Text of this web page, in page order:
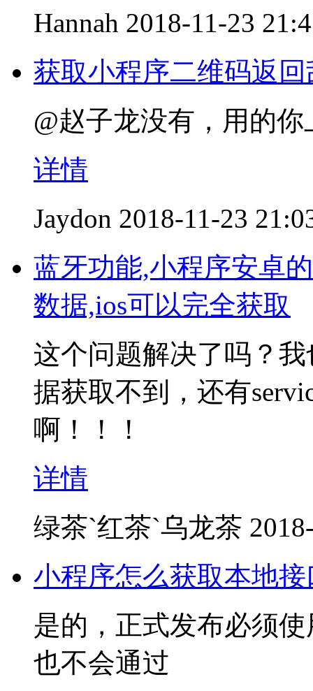
Hannah 2018-11-23
获取小程序二维码返回
@赵子龙没有，用的
详情
Jaydon 2018-11-23
蓝牙功能,小程序安卓
数据,ios可以完全获取
这个问题解决了吗？我
据获取不到，还有
啊！！！
详情
绿茶`红茶`乌龙茶
小程序怎么获取本地接
是的，正式发布必须
也不会通过